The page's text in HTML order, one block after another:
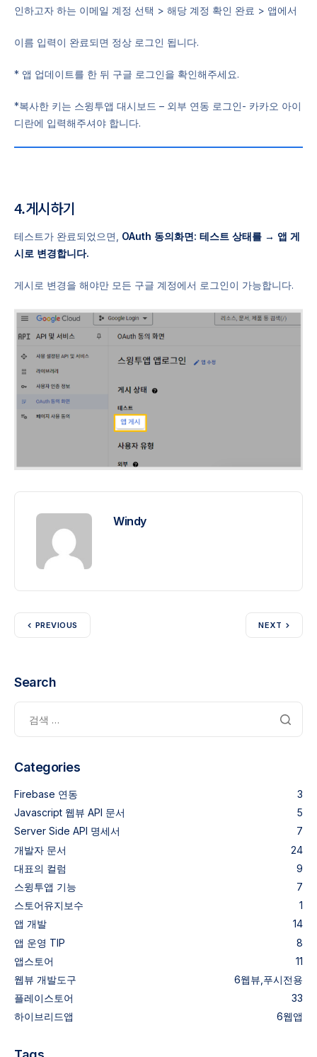
인하고자 하는 이메일 계정 선택 > 해당 계정 확인 완료 > 앱에서
이름 입력이 완료되면 정상 로그인 됩니다.
* 앱 업데이트를 한 뒤 구글 로그인을 확인해주세요.
*복사한 키는 스윙투앱 대시보드 – 외부 연동 로그인- 카카오 아이
디란에 입력해주셔야 합니다.
4.게시하기
테스트가 완료되었으면, OAuth 동의화면: 테스트 상태를 → 앱 게
시로 변경합니다.
게시로 변경을 해야만 모든 구글 계정에서 로그인이 가능합니다.
Windy
PREVIOUS NEXT
Search
Categories
Firebase 연동
3
Javascript 웹뷰 API 문서
5
Server Side API 명세서
7
개발자 문서
24
대표의 컬럼
9
스윙투앱 기능
7
스토어유지보수
1
앱 개발
14
앱 운영 TIP
8
앱스토어
11
웹뷰
웹뷰,푸시전용
개발도구
6
플레이스토어
33
하이브리드앱
웹앱
6